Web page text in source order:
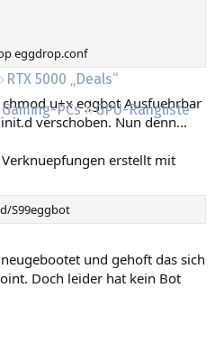
RTX 5000 „Deals“
PCs
GPU-Rangliste
eggdrop.conf
u+x eggbot Ausfuehrbar
verschoben. Nun denn...
erstellt mit
S99eggbot
und gehoft das sich
Doch leider hat kein Bot